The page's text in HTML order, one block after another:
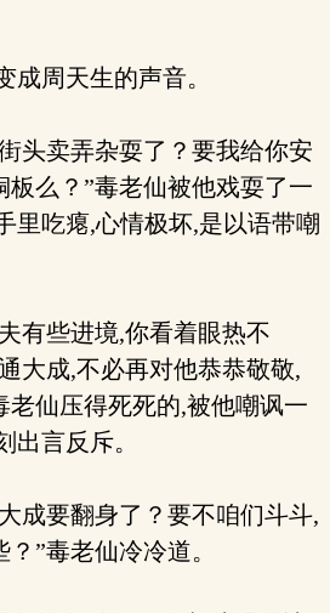
周天生的声音。
头卖弄杂耍了？要我给你安
么？”毒老仙被他戏耍了一
里吃瘪,心情极坏,是以语带嘲
有些进境,你看着眼热不
大成,不必再对他恭恭敬敬,
老仙压得死死的,被他嘲讽一
出言反斥。
成要翻身了？要不咱们斗斗,
”毒老仙冷冷道。